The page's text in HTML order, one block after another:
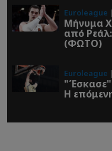
Euroleague |
Μήνυμα
από
(ΦΩΤΟ)
Euroleague |
"Έσκασε"
Η